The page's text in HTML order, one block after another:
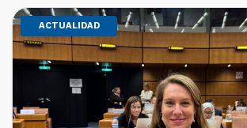
ACTUALIDAD